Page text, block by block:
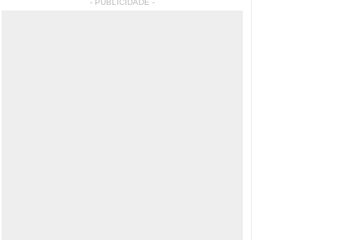
- PUBLICIDADE -